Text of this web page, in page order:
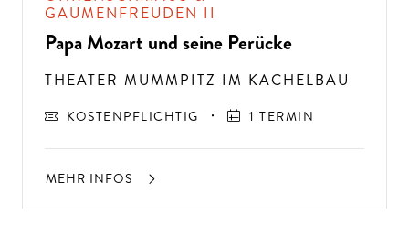
GAUMENFREUDEN II
Papa Mozart und seine Perücke
THEATER MUMMPITZ IM KACHELBAU
KOSTENPFLICHTIG 1 TERMIN
MEHR INFOS